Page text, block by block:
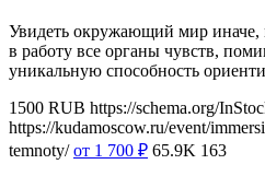
Увидеть окружающий мир иначе,
в работу все органы чувств,
уникальную способность
1500 RUB https://schema.org/
https://kudamoscow.ru/event/
temnoty/ от 1 700 ₽ 65.9K 163